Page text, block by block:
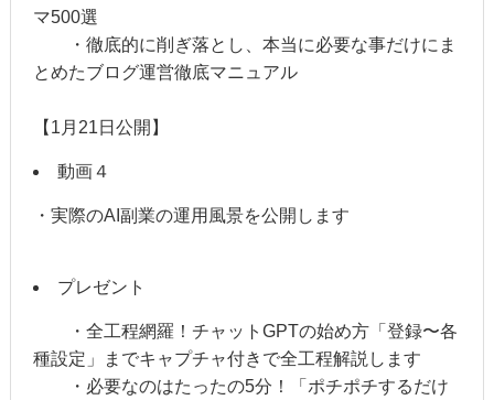
マ500選
・徹底的に削ぎ落とし、本当に必要な事だけにま
とめたブログ運営徹底マニュアル
【1月21日公開】
動画４
・実際のAI副業の運用風景を公開します
プレゼント
・全工程網羅！チャットGPTの始め方「登録〜各
種設定」までキャプチャ付きで全工程解説します
・必要なのはたったの5分！「ポチポチするだけ